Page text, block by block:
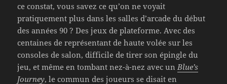
ce constat, vous savez ce qu’on ne voyait
pratiquement plus dans les salles d’arcade du début
des années 90 ? Des jeux de plateforme. Avec des
centaines de représentant de haute volée sur les
consoles de salon, difficile de tirer son épingle du
jeu, et même en tombant nez-à-nez avec un Blue’s
Journey, le commun des joueurs se disait en